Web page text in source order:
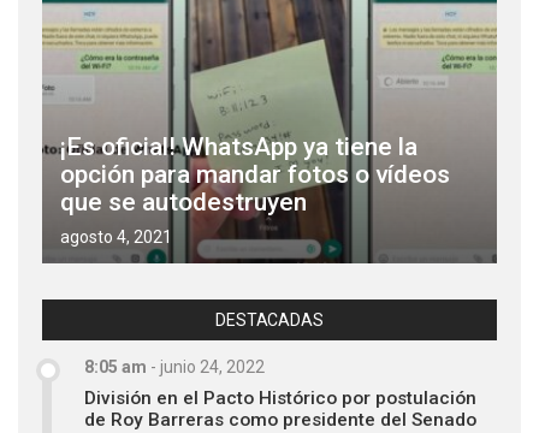
¡Es oficial! WhatsApp ya tiene la
opción para mandar fotos o vídeos
que se autodestruyen
agosto 4, 2021
DESTACADAS
8:05 am - junio 24, 2022
División en el Pacto Histórico por postulación
de Roy Barreras como presidente del Senado